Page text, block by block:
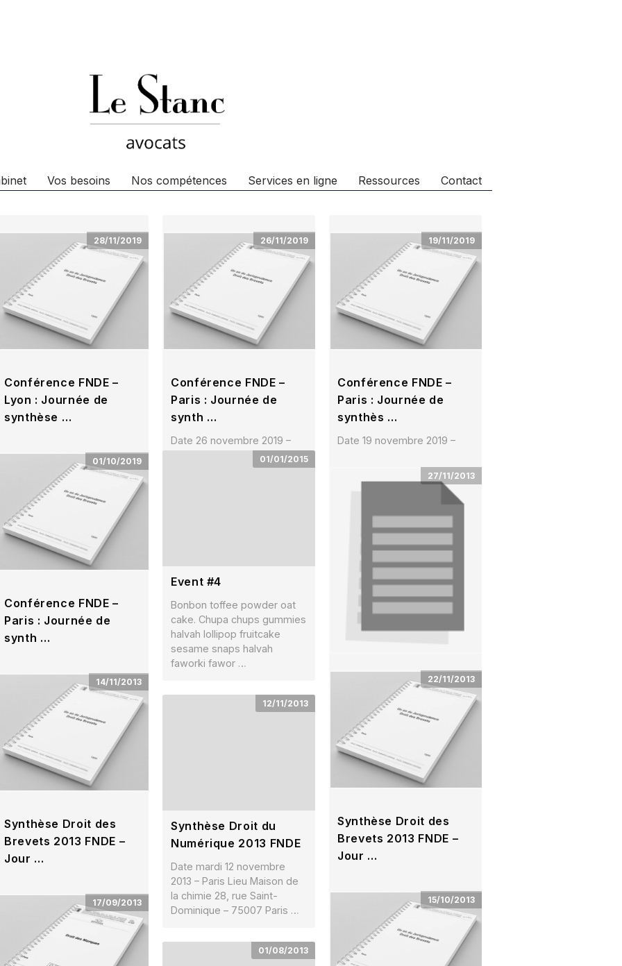
Vos besoins Nos compétences Services en ligne Ressources Contact
28/11/2019
Conférence FNDE –
Lyon : Journée de
synthèse …
Lyon Lieu Best Western –
Hôtel Charlemagne 23, cours
Charlemagne – …
26/11/2019
Conférence FNDE –
Paris : Journée de
synth …
Date 26 novembre 2019 –
Paris Lieu Maison de la
chimie 28, rue Saint-
19/11/2019
Conférence FNDE –
Paris : Journée de
synthès …
Date 19 novembre 2019 –
chimie 28, rue Saint-
Dominique – 75007 Paris
01/10/2019
Conférence FNDE –
Paris : Journée de
synth …
Lieu Maison de la chimie 28,
rue Saint-Dominique –
75007 Paris Téleph …
01/01/2015
Event #4
Bonbon toffee powder oat
cake. Chupa chups gummies
halvah lollipop fruitcake
sesame snaps halvah
faworki fawor …
27/11/2013
titre de l’évènement
duppliqué
Programme Etude des
courants jurisprudentiels de
l’année écoulée Date mardi
12 novembre 2013 – …
22/11/2013
Synthèse Droit des
Brevets 2013 FNDE –
Jour …
2013 – Lyon Lieu Hotel Best
Western Charlemagne 23,
Cours Charlemagne – …
14/11/2013
Synthèse Droit des
Brevets 2013 FNDE –
Jour …
– Paris Lieu Maison de la
chimie 28, rue Saint-
Dominique – 75007 téle …
12/11/2013
Synthèse Droit du
Numérique 2013 FNDE
Date mardi 12 novembre
2013 – Paris Lieu Maison de
la chimie 28, rue Saint-
Dominique – 75007 Paris …
15/10/2013
17/09/2013
01/08/2013